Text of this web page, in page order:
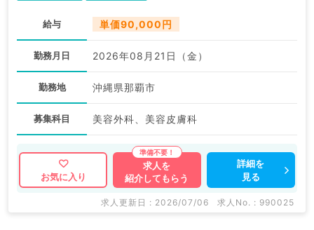
給与 単価90,000円
勤務月日 2026年08月21日（金）
勤務地 沖縄県那覇市
募集科目 美容外科、美容皮膚科
お気に入り
求人を
紹介してもらう
詳細を
見る
求人更新日 : 2026/07/06 求人No. : 990025